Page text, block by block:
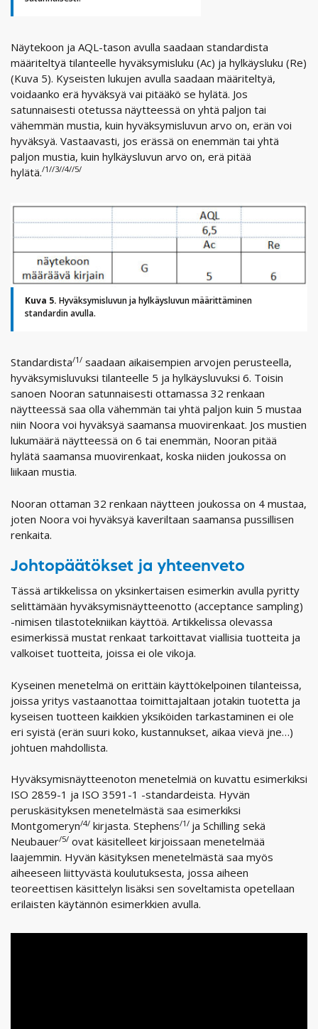
Näytekoon ja AQL-tason avulla saadaan standardista
määriteltyä tilanteelle hyväksymisluku (Ac) ja hylkäysluku (Re)
(Kuva 5). Kyseisten lukujen avulla saadaan määriteltyä,
voidaanko erä hyväksyä vai pitääkö se hylätä. Jos
satunnaisesti otetussa näytteessä on yhtä paljon tai
vähemmän mustia, kuin hyväksymisluvun arvo on, erän voi
hyväksyä. Vastaavasti, jos erässä on enemmän tai yhtä
paljon mustia, kuin hylkäysluvun arvo on, erä pitää
hylätä./1//3//4//5/
Kuva 5. Hyväksymisluvun ja hylkäysluvun määrittäminen
standardin avulla.
Standardista/1/ saadaan aikaisempien arvojen perusteella,
hyväksymisluvuksi tilanteelle 5 ja hylkäysluvuksi 6. Toisin
sanoen Nooran satunnaisesti ottamassa 32 renkaan
näytteessä saa olla vähemmän tai yhtä paljon kuin 5 mustaa
niin Noora voi hyväksyä saamansa muovirenkaat. Jos mustien
lukumäärä näytteessä on 6 tai enemmän, Nooran pitää
hylätä saamansa muovirenkaat, koska niiden joukossa on
liikaan mustia.
Nooran ottaman 32 renkaan näytteen joukossa on 4 mustaa,
joten Noora voi hyväksyä kaveriltaan saamansa pussillisen
renkaita.
Johtopäätökset ja yhteenveto
Tässä artikkelissa on yksinkertaisen esimerkin avulla pyritty
selittämään hyväksymisnäytteenotto (acceptance sampling)
-nimisen tilastotekniikan käyttöä. Artikkelissa olevassa
esimerkissä mustat renkaat tarkoittavat viallisia tuotteita ja
valkoiset tuotteita, joissa ei ole vikoja.
Kyseinen menetelmä on erittäin käyttökelpoinen tilanteissa,
joissa yritys vastaanottaa toimittajaltaan jotakin tuotetta ja
kyseisen tuotteen kaikkien yksiköiden tarkastaminen ei ole
eri syistä (erän suuri koko, kustannukset, aikaa vievä jne…)
johtuen mahdollista.
Hyväksymisnäytteenoton menetelmiä on kuvattu esimerkiksi
ISO 2859-1 ja ISO 3591-1 -standardeista. Hyvän
peruskäsityksen menetelmästä saa esimerkiksi
Montgomeryn/4/ kirjasta. Stephens/1/ ja Schilling sekä
Neubauer/5/ ovat käsitelleet kirjoissaan menetelmää
laajemmin. Hyvän käsityksen menetelmästä saa myös
aiheeseen liittyvästä koulutuksesta, jossa aiheen
teoreettisen käsittelyn lisäksi sen soveltamista opetellaan
erilaisten käytännön esimerkkien avulla.